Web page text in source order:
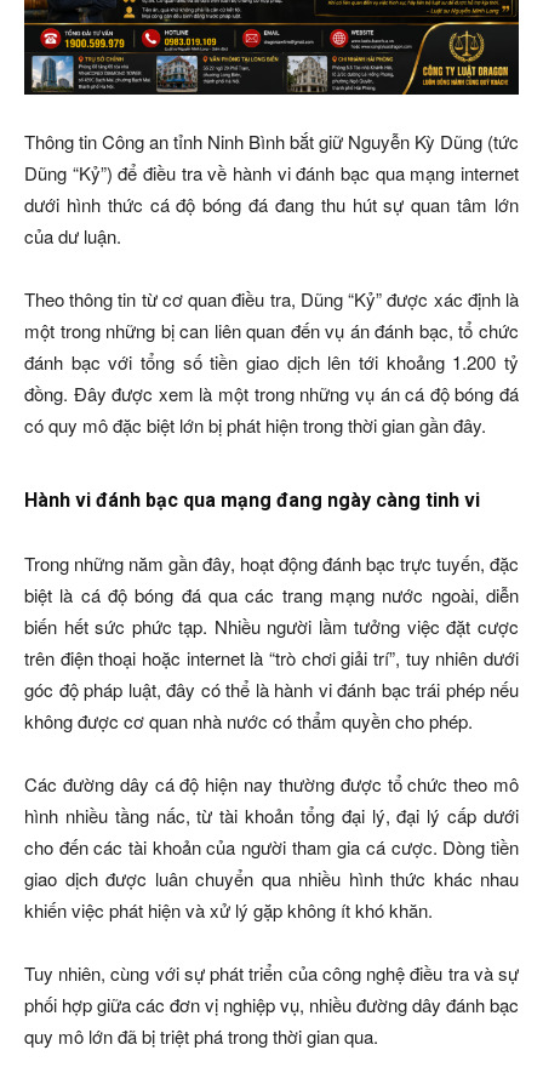
Thông tin Công an tỉnh Ninh Bình bắt giữ Nguyễn Kỳ Dũng (tức
Dũng “Kỷ”) để điều tra về hành vi đánh bạc qua mạng internet
dưới hình thức cá độ bóng đá đang thu hút sự quan tâm lớn
của dư luận.
Theo thông tin từ cơ quan điều tra, Dũng “Kỷ” được xác định là
một trong những bị can liên quan đến vụ án đánh bạc, tổ chức
đánh bạc với tổng số tiền giao dịch lên tới khoảng 1.200 tỷ
đồng. Đây được xem là một trong những vụ án cá độ bóng đá
có quy mô đặc biệt lớn bị phát hiện trong thời gian gần đây.
Hành vi đánh bạc qua mạng đang ngày càng tinh vi
Trong những năm gần đây, hoạt động đánh bạc trực tuyến, đặc
biệt là cá độ bóng đá qua các trang mạng nước ngoài, diễn
biến hết sức phức tạp. Nhiều người lầm tưởng việc đặt cược
trên điện thoại hoặc internet là “trò chơi giải trí”, tuy nhiên dưới
góc độ pháp luật, đây có thể là hành vi đánh bạc trái phép nếu
không được cơ quan nhà nước có thẩm quyền cho phép.
Các đường dây cá độ hiện nay thường được tổ chức theo mô
hình nhiều tầng nấc, từ tài khoản tổng đại lý, đại lý cấp dưới
cho đến các tài khoản của người tham gia cá cược. Dòng tiền
giao dịch được luân chuyển qua nhiều hình thức khác nhau
khiến việc phát hiện và xử lý gặp không ít khó khăn.
Tuy nhiên, cùng với sự phát triển của công nghệ điều tra và sự
phối hợp giữa các đơn vị nghiệp vụ, nhiều đường dây đánh bạc
quy mô lớn đã bị triệt phá trong thời gian qua.